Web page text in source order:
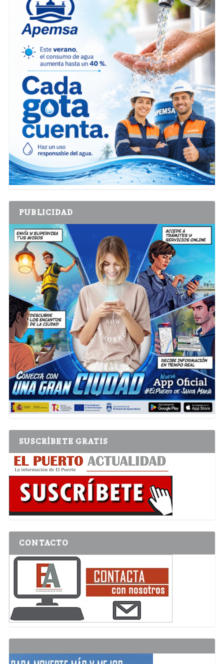
PUBLICIDAD
SUSCRÍBETE GRATIS
CONTACTO